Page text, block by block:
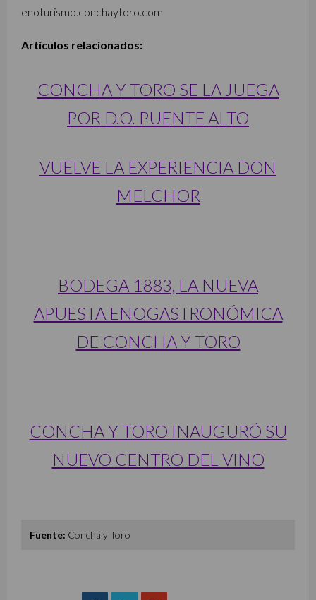
enoturismo.conchaytoro.com
Artículos relacionados:
CONCHA Y TORO SE LA JUEGA
POR D.O. PUENTE ALTO
VUELVE LA EXPERIENCIA DON
MELCHOR
BODEGA 1883, LA NUEVA
APUESTA ENOGASTRONÓMICA
DE CONCHA Y TORO
CONCHA Y TORO INAUGURÓ SU
NUEVO CENTRO DEL VINO
Fuente: Concha y Toro